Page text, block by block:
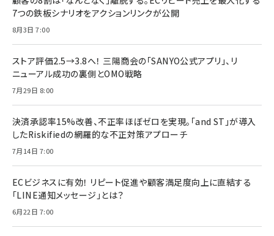
7つの鉄板シナリオをアクションリンクが公開
8月3日 7:00
ストア評価2.5→3.8へ！ 三陽商会の「SANYO公式アプリ」、リ
ニューアル成功の裏側とOMO戦略
7月29日 8:00
決済承認率15%改善、不正率ほぼゼロを実現。「and ST」が導入
したRiskifiedの網羅的な不正対策アプローチ
7月14日 7:00
ECビジネスに有効！ リピート促進や顧客満足度向上に直結する
「LINE通知メッセージ」とは？
6月22日 7:00